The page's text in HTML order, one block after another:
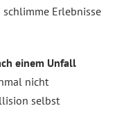
Erlebnisse
einem Unfall
nicht
selbst